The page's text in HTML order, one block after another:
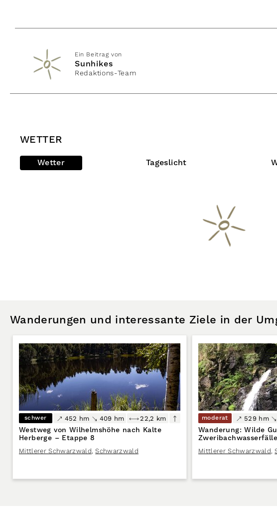
Ein Beitrag von
Sunhikes
Redaktions-Team
WETTER
Wetter Tageslicht
Wanderungen und interessante Ziele in der
schwer 452 hm 409 hm 22,2 km
Westweg von Wilhelmshöhe nach Kalte
Herberge – Etappe 8
Mittlerer Schwarzwald, Schwarzwald
moderat 529 hm
Wanderung: Wilde
Mittlerer Schwarzwald,